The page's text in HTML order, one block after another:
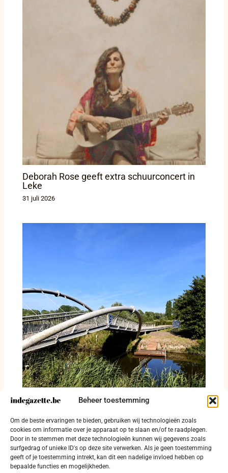
Beheer toestemming
Om de beste ervaringen te bieden, gebruiken wij technologieën zoals
cookies om informatie over je apparaat op te slaan en/of te raadplegen.
Door in te stemmen met deze technologieën kunnen wij gegevens zoals
surfgedrag of unieke ID's op deze site verwerken. Als je geen toestemming
geeft of je toestemming intrekt, kan dit een nadelige invloed hebben op
bepaalde functies en mogelijkheden.
Deborah Rose geeft extra schuurconcert in
Leke
31 juli 2026
Blauwalgen sluiten zwemzone Drie Mussen
tijdelijk
30 juli 2026